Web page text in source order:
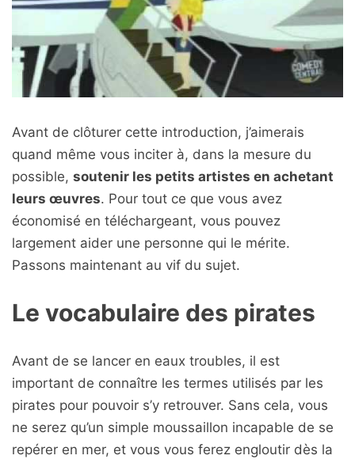
Avant de clôturer cette introduction, j’aimerais
quand même vous inciter à, dans la mesure du
possible, soutenir les petits artistes en achetant
leurs œuvres. Pour tout ce que vous avez
économisé en téléchargeant, vous pouvez
largement aider une personne qui le mérite.
Passons maintenant au vif du sujet.
Le vocabulaire des pirates
Avant de se lancer en eaux troubles, il est
important de connaître les termes utilisés par les
pirates pour pouvoir s’y retrouver. Sans cela, vous
ne serez qu’un simple moussaillon incapable de se
repérer en mer, et vous vous ferez engloutir dès la